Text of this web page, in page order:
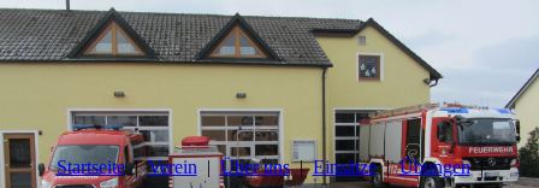
Startseite Verein Über uns Einsätze Übungen